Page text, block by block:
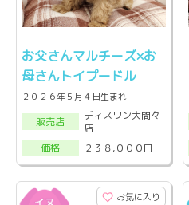
お父さんマルチーズ×お
母さんトイプードル
２０２６年５月４日生まれ
販売店
ディスワン大間々
店
価格
２３８,０００円
お気に入り